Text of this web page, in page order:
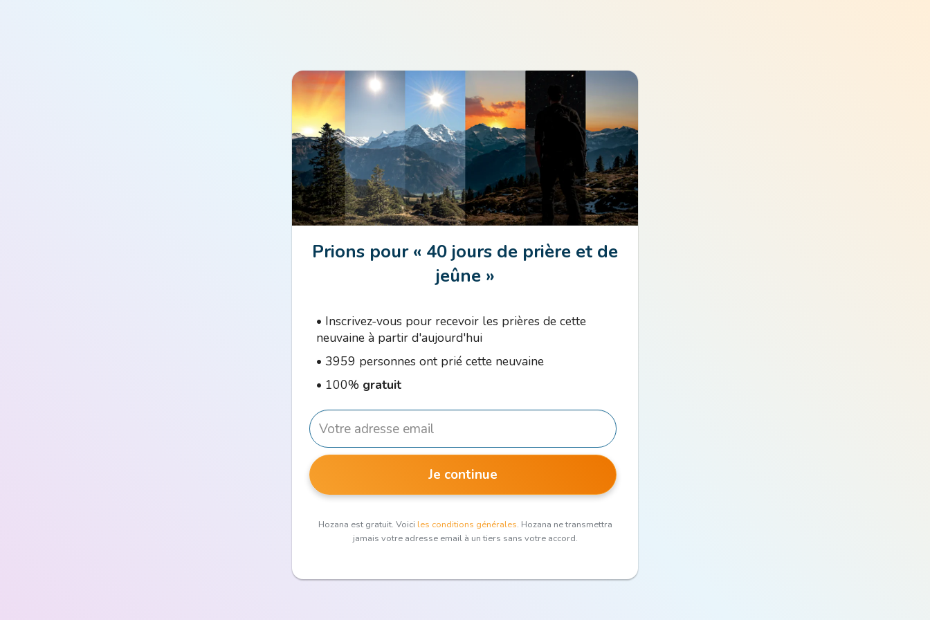
Prions pour « 40 jours de prière et de
jeûne »
• Inscrivez-vous pour recevoir les prières de cette
neuvaine à partir d'aujourd'hui
• 3959 personnes ont prié cette neuvaine
• 100% gratuit
Je continue
Hozana est gratuit. Voici les conditions générales. Hozana ne transmettra
jamais votre adresse email à un tiers sans votre accord.